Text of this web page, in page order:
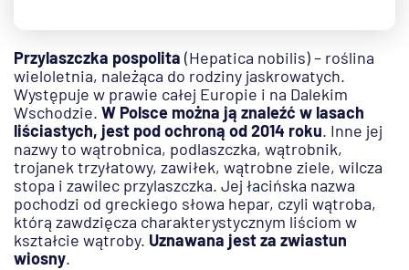
Przylaszczka pospolita (Hepatica nobilis) – roślina
wieloletnia, należąca do rodziny jaskrowatych.
Występuje w prawie całej Europie i na Dalekim
Wschodzie. W Polsce można ją znaleźć w lasach
liściastych, jest pod ochroną od 2014 roku. Inne jej
nazwy to wątrobnica, podlaszczka, wątrobnik,
trojanek trzyłatowy, zawiłek, wątrobne ziele, wilcza
stopa i zawilec przylaszczka. Jej łacińska nazwa
pochodzi od greckiego słowa hepar, czyli wątroba,
którą zawdzięcza charakterystycznym liściom w
kształcie wątroby. Uznawana jest za zwiastun
wiosny.